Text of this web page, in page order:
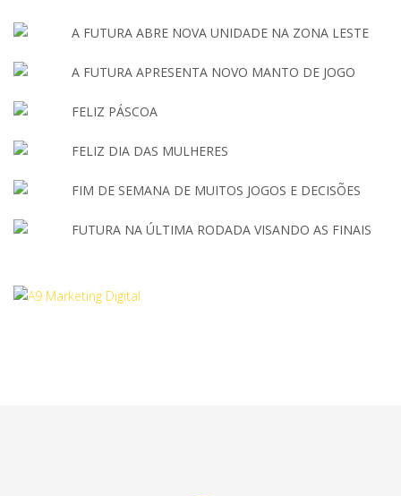
A FUTURA ABRE NOVA UNIDADE NA ZONA LESTE
A FUTURA APRESENTA NOVO MANTO DE JOGO
FELIZ PÁSCOA
FELIZ DIA DAS MULHERES
FIM DE SEMANA DE MUITOS JOGOS E DECISÕES
FUTURA NA ÚLTIMA RODADA VISANDO AS FINAIS